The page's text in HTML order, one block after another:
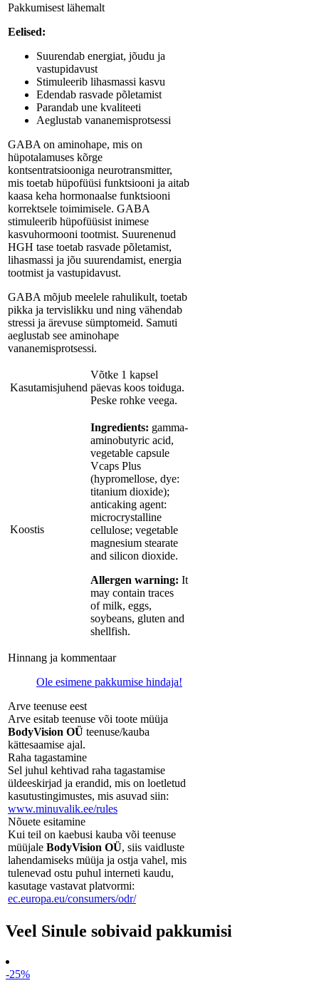
Pakkumisest lähemalt
Eelised:
Suurendab energiat, jõudu ja
vastupidavust
Stimuleerib lihasmassi kasvu
Edendab rasvade põletamist
Parandab une kvaliteeti
Aeglustab vananemisprotsessi
GABA on aminohape, mis on
hüpotalamuses kõrge
kontsentratsiooniga neurotransmitter,
mis toetab hüpofüüsi funktsiooni ja aitab
kaasa keha hormonaalse funktsiooni
korrektsele toimimisele. GABA
stimuleerib hüpofüüsist inimese
kasvuhormooni tootmist. Suurenenud
HGH tase toetab rasvade põletamist,
lihasmassi ja jõu suurendamist, energia
tootmist ja vastupidavust.
GABA mõjub meelele rahulikult, toetab
pikka ja tervislikku und ning vähendab
stressi ja ärevuse sümptomeid. Samuti
aeglustab see aminohape
vananemisprotsessi.
Kasutamisjuhend
Võtke 1 kapsel
päevas koos toiduga.
Peske rohke veega.
Koostis
Ingredients: gamma-
aminobutyric acid,
vegetable capsule
Vcaps Plus
(hypromellose, dye:
titanium dioxide);
anticaking agent:
microcrystalline
cellulose; vegetable
magnesium stearate
and silicon dioxide.
Allergen warning: It
may contain traces
of milk, eggs,
soybeans, gluten and
shellfish.
Hinnang ja kommentaar
Ole esimene pakkumise hindaja!
Arve teenuse eest
Arve esitab teenuse või toote müüja
BodyVision OÜ teenuse/kauba
kättesaamise ajal.
Raha tagastamine
Sel juhul kehtivad raha tagastamise
üldeeskirjad ja erandid, mis on loetletud
kasutustingimustes, mis asuvad siin:
www.minuvalik.ee/rules
Nõuete esitamine
Kui teil on kaebusi kauba või teenuse
müüjale BodyVision OÜ, siis vaidluste
lahendamiseks müüja ja ostja vahel, mis
tulenevad ostu puhul interneti kaudu,
kasutage vastavat platvormi:
ec.europa.eu/consumers/odr/
Veel Sinule sobivaid pakkumisi
-25%